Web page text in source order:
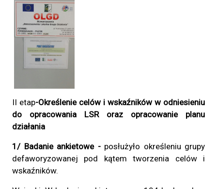
II etap-Określenie celów i wskaźników w odniesieniu
do opracowania LSR oraz opracowanie planu
działania
1/ Badanie ankietowe - posłużyło określeniu grupy
defaworyzowanej pod kątem tworzenia celów i
wskaźników.